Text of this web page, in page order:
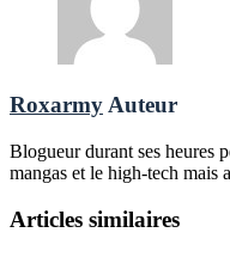
Roxarmy Auteur
Blogueur durant ses heures
mangas et le high-tech mais
Articles similaires